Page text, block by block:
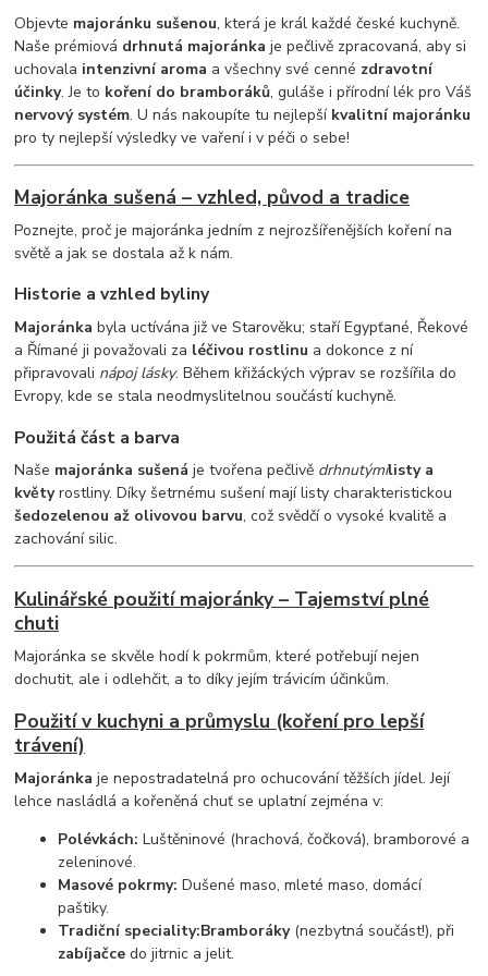
Objevte majoránku sušenou, která je král každé české kuchyně.
Naše prémiová drhnutá majoránka je pečlivě zpracovaná, aby si
uchovala intenzivní aroma a všechny své cenné zdravotní
účinky. Je to koření do bramboráků, guláše i přírodní lék pro Váš
nervový systém. U nás nakoupíte tu nejlepší kvalitní majoránku
pro ty nejlepší výsledky ve vaření i v péči o sebe!
Majoránka sušená – vzhled, původ a tradice
Poznejte, proč je majoránka jedním z nejrozšířenějších koření na
světě a jak se dostala až k nám.
Historie a vzhled byliny
Majoránka byla uctívána již ve Starověku; staří Egypťané, Řekové
a Římané ji považovali za léčivou rostlinu a dokonce z ní
připravovali nápoj lásky. Během křižáckých výprav se rozšířila do
Evropy, kde se stala neodmyslitelnou součástí kuchyně.
Použitá část a barva
Naše majoránka sušená je tvořena pečlivě drhnutýmilisty a
květyrostliny. Díky šetrnému sušení mají listy charakteristickou
šedozelenou až olivovou barvu, což svědčí o vysoké kvalitě a
zachování silic.
Kulinářské použití majoránky – Tajemství plné
chuti
Majoránka se skvěle hodí k pokrmům, které potřebují nejen
dochutit, ale i odlehčit, a to díky jejím trávicím účinkům.
Použití v kuchyni a průmyslu (koření pro lepší
trávení)
Majoránka je nepostradatelná pro ochucování těžších jídel. Její
lehce nasládlá a kořeněná chuť se uplatní zejména v:
Polévkách: Luštěninové (hrachová, čočková), bramborové a
zeleninové.
Masové pokrmy: Dušené maso, mleté maso, domácí
paštiky.
Tradiční speciality:Bramboráky(nezbytná součást!), při
zabíjačce do jitrnic a jelit.